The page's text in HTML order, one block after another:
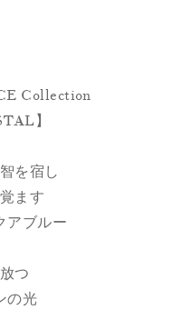
Collection
】
を宿し
ます
アブルー
つ
の光